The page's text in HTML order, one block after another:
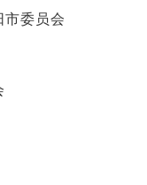
委员会